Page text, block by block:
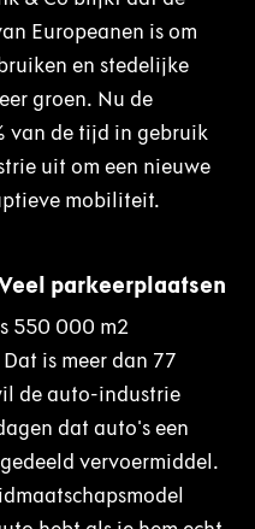
Europeanen is om
en stedelijke
groen. Nu de
van de tijd in gebruik
uit om een nieuwe
mobiliteit.
parkeerplaatsen
550 000 m2
is meer dan 77
de auto-industrie
dat auto's een
vervoermiddel.